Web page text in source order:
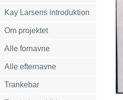
Kay Larsens introduktion
Om projektet
Alle fornavne
Alle efternavne
Trankebar